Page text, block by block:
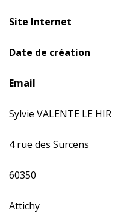
Site Internet
Date de création
Email
Sylvie VALENTE LE HIR
4 rue des Surcens
60350
Attichy